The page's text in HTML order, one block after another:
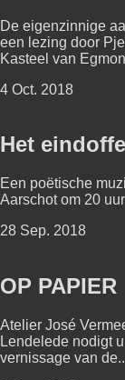
De eigenzinnige
een lezing door
Kasteel van
4 Oct. 2018
Het
Een poëtische
Aarschot om 20
28 Sep. 2018
OP PAPIER
Atelier José
Lendelede nodigt
vernissage van